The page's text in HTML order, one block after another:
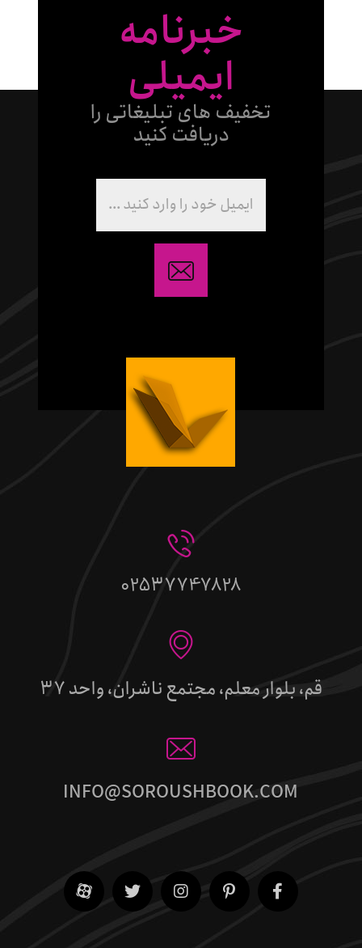
خبرنامه
ایمیلی
تخفیف های تبلیغاتی را
دریافت کنید
02537747828
قم، بلوار معلم، مجتمع ناشران، واحد 37
INFO@SOROUSHBOOK.COM